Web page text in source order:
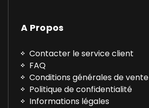
A Propos
Contacter le service client
FAQ
Conditions générales de vente
Politique de confidentialité
Informations légales